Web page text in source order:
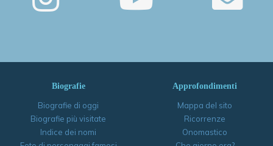
Biografie
Biografie di oggi
Biografie più visitate
Indice dei nomi
Approfondimenti
Mappa del sito
Ricorrenze
Onomastico